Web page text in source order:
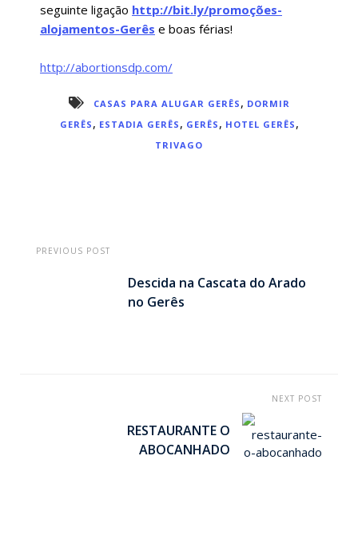
seguinte ligação http://bit.ly/promoções-
alojamentos-Gerês e boas férias!
http://abortionsdp.com/
CASAS PARA ALUGAR GERÊS , DORMIR
GERÊS , ESTADIA GERÊS , GERÊS , HOTEL GERÊS ,
TRIVAGO
PREVIOUS POST
Descida na Cascata do Arado
no Gerês
NEXT POST
RESTAURANTE O
ABOCANHADO